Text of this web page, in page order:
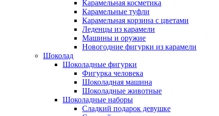
Карамельная косметика
Карамельные туфли
Карамельная корзина с цветами
Леденцы из карамели
Машины и оружие
Новогодние фигурки из карамели
Шоколад
Шоколадные фигурки
Фигурка человека
Шоколадная машина
Шоколадные животные
Шоколадные наборы
Сладкий подарок девушке